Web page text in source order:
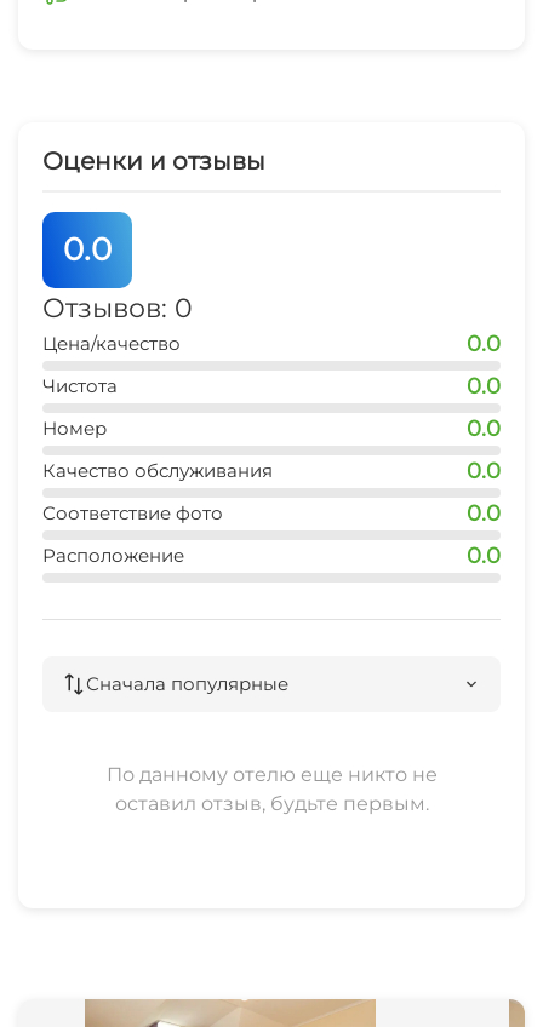
Оценки и отзывы
0.0
Отзывов: 0
Цена/качество 0.0
Чистота 0.0
Номер 0.0
Качество обслуживания 0.0
Соответствие фото 0.0
Расположение 0.0
Сначала популярные
По данному отелю еще никто не
оставил отзыв, будьте первым.